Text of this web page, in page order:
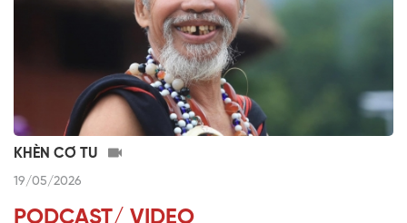
KHÈN CƠ TU
19/05/2026
PODCAST/ VIDEO